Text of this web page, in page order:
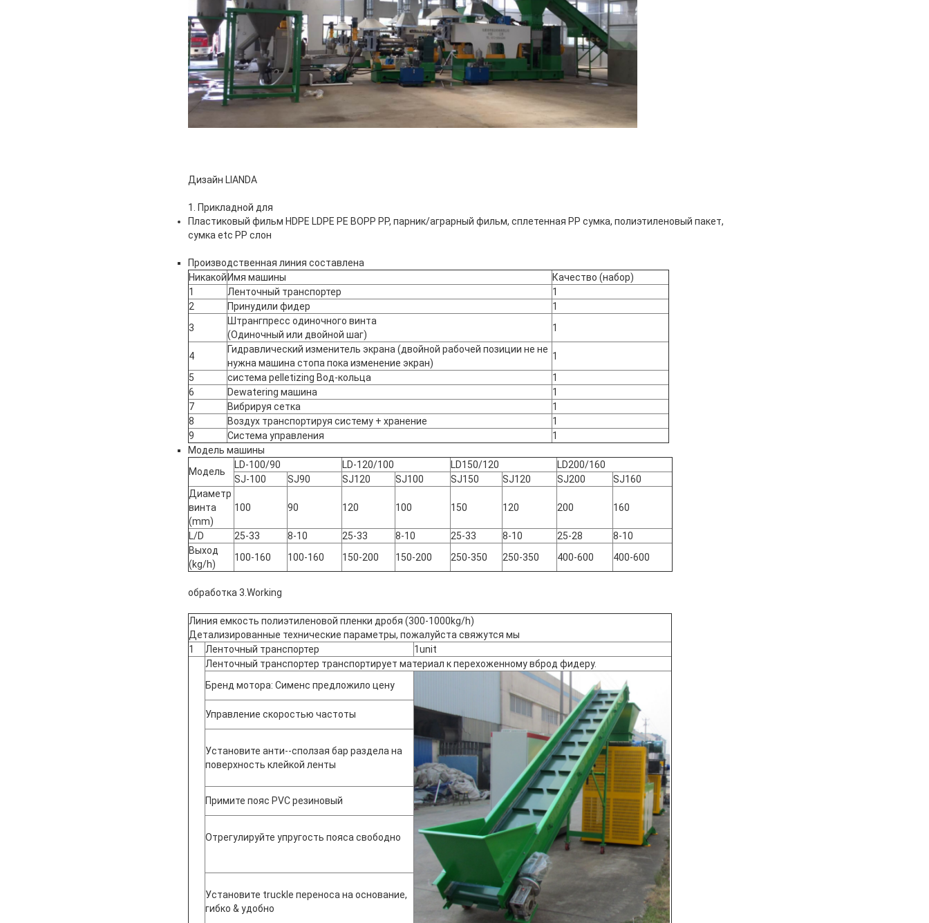
ОТПРАВИТЬ
Дизайн LIANDA
1. Прикладной для
Пластиковый фильм HDPE LDPE PE BOPP PP, парник/аграрный фильм, сплетенная PP сумка, полиэтиленовый пакет,
сумка etc PP слон
Производственная линия составлена
Никакой Имя машины
Качество (набор)
1
Ленточный транспортер
1
2
Принудили фидер
1
3
Штрангпресс одиночного винта
(Одиночный или двойной шаг)
1
4
Гидравлический изменитель экрана (двойной рабочей позиции не не
нужна машина стопа пока изменение экран)
1
5
система pelletizing Вод-кольца
1
6
Dewatering машина
1
7
Вибрируя сетка
1
8
Воздух транспортируя систему + хранение
1
9
Система управления
1
Модель машины
Модель
LD-100/90 LD-120/100 LD150/120
LD200/160
SJ-100
SJ90 SJ120 SJ100 SJ150 SJ120 SJ200
SJ160
Диаметр
винта
(mm)
100 90 120 100 150 120 200 160
L/D 25-33 8-10 25-33 8-10 25-33 8-10 25-28
8-10
Выход
(kg/h)
100-160 100-160 150-200 150-200 250-350 250-350 400-600 400-600
обработка 3.Working
Линия емкость полиэтиленовой пленки дробя (300-1000kg/h)
Детализированные технические параметры, пожалуйста свяжутся мы
1
Ленточный транспортер
1unit
Ленточный транспортер транспортирует материал к перехоженному вброд фидеру.
Бренд мотора: Сименс предложило цену
Управление скоростью частоты
Установите анти--сползая бар раздела на
поверхность клейкой ленты
Примите пояс PVC резиновый
Отрегулируйте упругость пояса свободно
Установите truckle переноса на основание,
гибко & удобно